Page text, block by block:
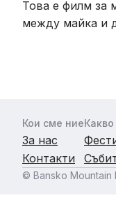
Това е филм за
между майка и
Кои сме ние
За нас
Контакти
© Bansko Mountain